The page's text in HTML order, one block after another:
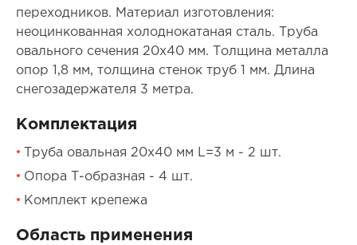
переходников. Материал изготовления:
неоцинкованная холоднокатаная сталь. Труба
овального сечения 20х40 мм. Толщина металла
опор 1,8 мм, толщина стенок труб 1 мм. Длина
снегозадержателя 3 метра.
Комплектация
Труба овальная 20х40 мм L=3 м - 2 шт.
Опора Т-образная - 4 шт.
Комплект крепежа
Область применения